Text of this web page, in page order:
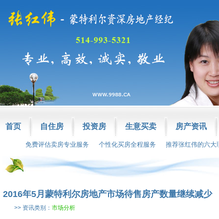
首页 自住房 投资房 生意买卖 房产资讯
免费评估卖房专业服务 个性化买房全程服务 推荐张红伟的六大
2016年5月蒙特利尔房地产市场待售房产数量继续减少
>> 资讯类别： 市场分析